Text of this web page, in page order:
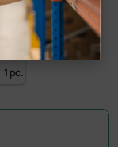
1 pc.